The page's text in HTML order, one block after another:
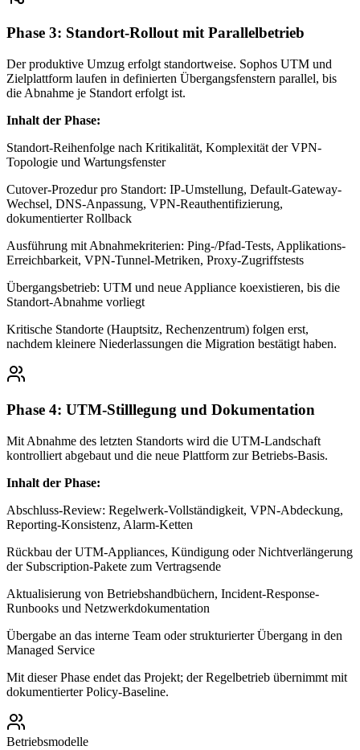
Phase 3: Standort-Rollout mit Parallelbetrieb
Der produktive Umzug erfolgt standortweise. Sophos UTM und
Zielplattform laufen in definierten Übergangsfenstern parallel, bis
die Abnahme je Standort erfolgt ist.
Inhalt der Phase:
Standort-Reihenfolge nach Kritikalität, Komplexität der VPN-
Topologie und Wartungsfenster
Cutover-Prozedur pro Standort: IP-Umstellung, Default-Gateway-
Wechsel, DNS-Anpassung, VPN-Reauthentifizierung,
dokumentierter Rollback
Ausführung mit Abnahmekriterien: Ping-/Pfad-Tests, Applikations-
Erreichbarkeit, VPN-Tunnel-Metriken, Proxy-Zugriffstests
Übergangsbetrieb: UTM und neue Appliance koexistieren, bis die
Standort-Abnahme vorliegt
Kritische Standorte (Hauptsitz, Rechenzentrum) folgen erst,
nachdem kleinere Niederlassungen die Migration bestätigt haben.
Phase 4: UTM-Stilllegung und Dokumentation
Mit Abnahme des letzten Standorts wird die UTM-Landschaft
kontrolliert abgebaut und die neue Plattform zur Betriebs-Basis.
Inhalt der Phase:
Abschluss-Review: Regelwerk-Vollständigkeit, VPN-Abdeckung,
Reporting-Konsistenz, Alarm-Ketten
Rückbau der UTM-Appliances, Kündigung oder Nichtverlängerung
der Subscription-Pakete zum Vertragsende
Aktualisierung von Betriebshandbüchern, Incident-Response-
Runbooks und Netzwerkdokumentation
Übergabe an das interne Team oder strukturierter Übergang in den
Managed Service
Mit dieser Phase endet das Projekt; der Regelbetrieb übernimmt mit
dokumentierter Policy-Baseline.
Betriebsmodelle